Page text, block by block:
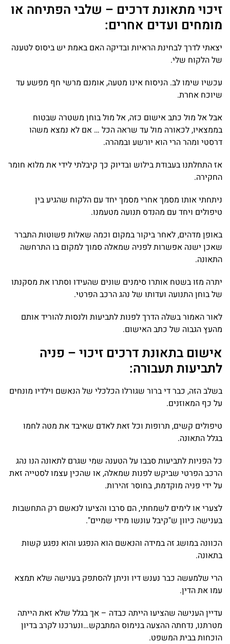
זיכוי מתאונת דרכים – שלבי הפתיחה או
מומחים ועדים אחרים:
יצאתי לדרך לבחינת הראיות ובדיקה האם באמת יש ביסוס לטענה
של הלקוח שלי.
עכשיו שימו לב. הניסוח אינו מטעה, אומנם מרשי חף מפשע עד
שיוכח אחרת.
אבל אל מול כתב אישום כזה, אל מול בוחן משטרה שבטוח
בממצאיו, לכאורה מול עד שראה הכל … אם לא נמצא משהו
דרסטי ומהר הרי הוא יורשע ובמהרה.
אז התחלתנו בעבודת בילוש ובדיוק כך קיבלתי לידי את מלוא חומר
החקירה.
ניתחתי אותו מסמך אחרי מסמך יחד עם הלקוח שהגיע בין
טיפולים ויחד עם מהנדס תנועה מטעמנו.
באופן מדהים, לאחר ביקור במקום וכמה שאלות פשוטות התברר
שאכן ישנה אפשרות לפניה שמאלה סמוך למקום בו התרחשה
התאונה.
יתרה מזו בשטח אותרו סימנים שונים שהעידו וסתרו את מסקנתו
של בוחן התנועה ועדותו של נהג הרכב הפרטי.
לאור האמור בשלה הדרך לפנות לתביעות ולנסות להוריד אותם
מהעץ הגבוה של כתב האישום.
אישום בתאונת דרכים זיכוי – פניה
לתביעות תעבורה:
בשלב הזה, כבר די ברור שגורלו הכלכלי של הנאשם וילדיו מונחים
על כף המאוזנים.
טיפולים קשים, תרופות וכל זאת לאדם שאיבד את מטה לחמו
בגלל התאונה.
כל הפניות לתביעות סבבו על הטענה שמי שגרם לתאונה הנו נהג
הרכב הפרטי שביקש לפנות שמאלה, או שהכין עצמו לסטייה זאת
על ידי פניה מוקדמת, בחוסר זהירות.
לצערי או לימים לשמחתי, הם סרבו והציעו לנאשם רק התחשבות
בענישה כיוון ש"קיבל עונשו מידי שמיים".
הכוונה במושג זה במידה והנאשם הוא הנפגע והוא נפגע קשות
בתאונה.
הרי שלמעשה כבר נענש דיו וניתן להסתפק בענישה שלא תמצא
עמו את הדין.
עדיין הענישה שהציעו הייתה כבדה – אך בגלל שלא זאת הייתה
מטרתנו, נדחתה ההצעה בנימוס המתבקש…ונערכנו לקרב בדיון
הוכחות בבית המשפט.